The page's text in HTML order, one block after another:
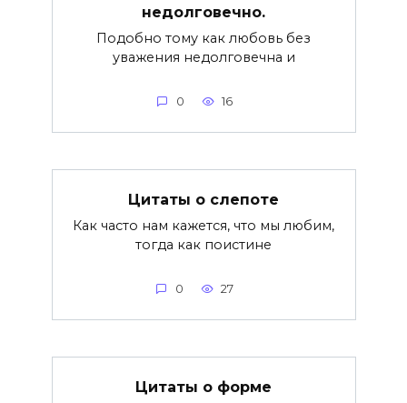
недолговечно.
Подобно тому как любовь без
уважения недолговечна и
0 16
Цитаты о слепоте
Как часто нам кажется, что мы любим,
тогда как поистине
0 27
Цитаты о форме